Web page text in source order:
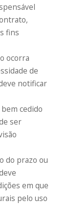
fins
ocorra
de
notificar
cedido
ser
do prazo ou
em que
pelo uso